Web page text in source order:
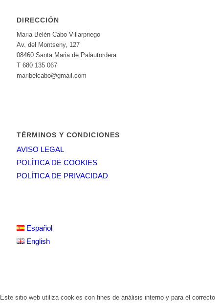
DIRECCIÓN
Maria Belén Cabo Villarpriego
Av. del Montseny, 127
08460 Santa Maria de Palautordera
T 680 135 067
maribelcabo@gmail.com
TÉRMINOS Y CONDICIONES
AVISO LEGAL
POLÍTICA DE COOKIES
POLÍTICA DE PRIVACIDAD
Español
English
Este sitio web utiliza cookies con fines de análisis interno y para el correcto